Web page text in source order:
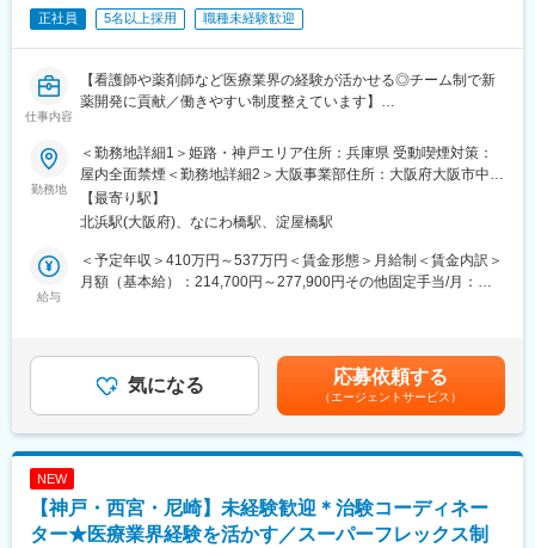
・被験者の来院と検査スケジュールの調整
・被験者へプロトコルに則った正確な服薬指導
・症例管理のための報告書作成
【特徴】
ポートします。治験に係わる各部門と連携をとり、治験業務が円
滑に実施できるように調整を行います。
■精神・神経科領域を中心に、専門性と実践性を重視した教育制度
を確立。CRC業務に必要な治験のルールであるGCPをはじめ、決
■中途入社・未経験でCRC職を始めた人も多く在籍し、活躍して
います。充実した教育研修制度があるので、ブランクのある方も
【就業環境】
夜勤はなく、日曜日はほとんどの施設が休みのため固定で休むこ
とができます。土曜休みか平日休みかは病院や常駐先によります
が、休日はしっかり取得可能です。産休育休の実績が豊富で周囲
の理解がある点も魅力の1つです。平均残業も10時間程度で長期
変更の範囲：会社の定める業務
正社員 5名以上採用 職種未経験歓迎
仕事内容
【看護師や薬剤師など医療業界の経験が活かせる◎チーム制で新
薬開発に貢献／働きやすい制度整えています】
■治験コーディネーター（CRC）とは？
病院・クリニックを訪問して、患者様や医師や院内スタッフ、さ
らに製薬企業との連絡・調整役を担います。また、治験を受けて
いただく患者様の相談相手となり、じっくり向き合う仕事です。
【変更の範囲：会社の定める業務】
＜CRC：1日の流れ ※あくまで一例となります＞
朝は、担当の医療機関に出勤
事務局に共有
・来院された患者様の診察や検査に同席
治験の手順通りに行われているかの確認、患者様の状態変化など
・医師との打ち合わせ
勤務地
＜勤務地詳細1＞姫路・神戸エリア住所：兵庫県 受動喫煙対策：
屋内全面禁煙＜勤務地詳細2＞大阪事業部住所：大阪府大阪市中央
区道修町1-5-18 朝日生命道修町ビル3階勤務地最寄駅：大阪市営
堺筋線線／北浜駅受動喫煙対策：その他（主要支店は屋内禁煙だ
【最寄り駅】
北浜駅(大阪府)、なにわ橋駅、淀屋橋駅
給与
＜予定年収＞410万円～537万円＜賃金形態＞月給制＜賃金内訳＞
月額（基本給）：214,700円～277,900円その他固定手当/月：
CRC手当・休日連絡対応手当■賞与：年2回（6月、12月）／昇
給：年1回（10月）※業績に応じ、決算賞与（秋季賞与）支給の場
合あり（10月）■時間外・休日出勤手当等の割増賃金は別途支給
賃金はあくまでも目安の金額であり、選考を通じて上下する可能
性があります。月給(月額)は固定手当を含めた表記です。
気になる 応募依頼する
（エージェントサービス）
NEW
【神戸・西宮・尼崎】未経験歓迎＊治験コーディネー
ター★医療業界経験を活かす／スーパーフレックス制